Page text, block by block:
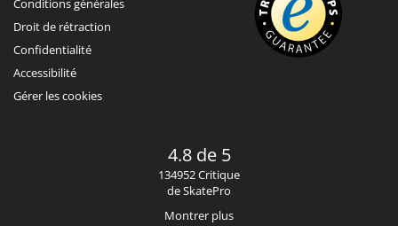
Conditions générales
Droit de rétraction
Confidentialité
Accessibilité
Gérer les cookies
4.8 de 5
134952 Critique
de SkatePro
Montrer plus